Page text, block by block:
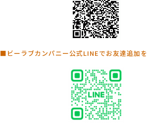
■ビーラブカンパニー公式LINEでお友達追加を